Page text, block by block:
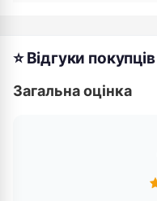
⭐ Відгуки покупців
Загальна оцінка